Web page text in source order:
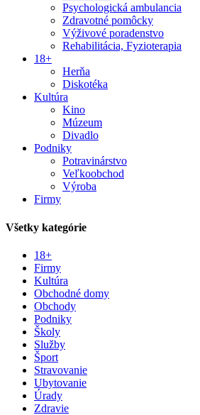
Psychologická ambulancia
Zdravotné pomôcky
Výživové poradenstvo
Rehabilitácia, Fyzioterapia
18+
Herňa
Diskotéka
Kultúra
Kino
Múzeum
Divadlo
Podniky
Potravinárstvo
Veľkoobchod
Výroba
Firmy
Všetky kategórie
18+
Firmy
Kultúra
Obchodné domy
Obchody
Podniky
Školy
Služby
Šport
Stravovanie
Ubytovanie
Úrady
Zdravie